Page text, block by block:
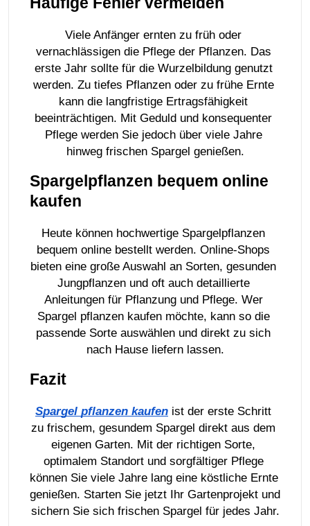
Viele Anfänger ernten zu früh oder
vernachlässigen die Pflege der Pflanzen. Das
erste Jahr sollte für die Wurzelbildung genutzt
werden. Zu tiefes Pflanzen oder zu frühe Ernte
kann die langfristige Ertragsfähigkeit
beeinträchtigen. Mit Geduld und konsequenter
Pflege werden Sie jedoch über viele Jahre
hinweg frischen Spargel genießen.
Spargelpflanzen bequem online
kaufen
Heute können hochwertige Spargelpflanzen
bequem online bestellt werden. Online-Shops
bieten eine große Auswahl an Sorten, gesunden
Jungpflanzen und oft auch detaillierte
Anleitungen für Pflanzung und Pflege. Wer
Spargel pflanzen kaufen möchte, kann so die
passende Sorte auswählen und direkt zu sich
nach Hause liefern lassen.
Fazit
Spargel pflanzen kaufen ist der erste Schritt
zu frischem, gesundem Spargel direkt aus dem
eigenen Garten. Mit der richtigen Sorte,
optimalem Standort und sorgfältiger Pflege
können Sie viele Jahre lang eine köstliche Ernte
genießen. Starten Sie jetzt Ihr Gartenprojekt und
sichern Sie sich frischen Spargel für jedes Jahr.